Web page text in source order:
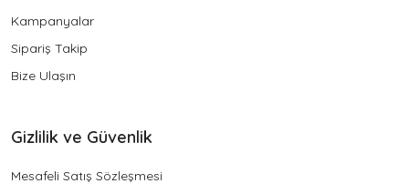
Kampanyalar
Sipariş Takip
Bize Ulaşın
Gizlilik ve Güvenlik
Mesafeli Satış Sözleşmesi